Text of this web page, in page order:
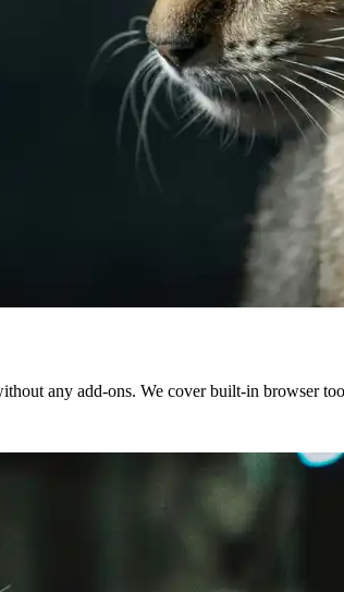
any add-ons. We cover built-in browser